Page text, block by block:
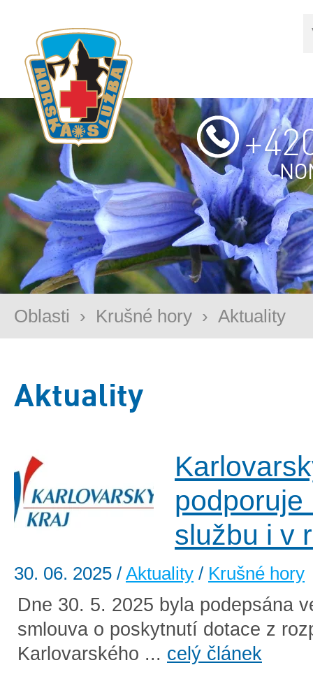
Oblasti › Krušné hory › Aktuality
Aktuality
podporuje
službu i v
30. 06. 2025 / Aktuality / Krušné hory
Dne 30. 5. 2025 byla podepsána
smlouva o poskytnutí dotace z
Karlovarského ... celý článek